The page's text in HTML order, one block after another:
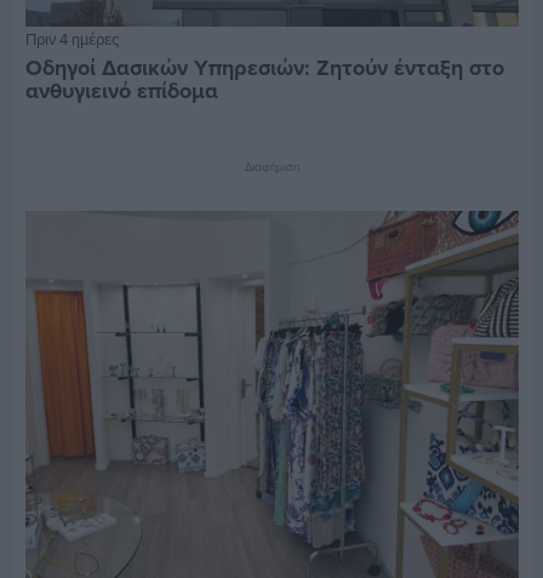
Πριν 4 ημέρες
Οδηγοί Δασικών Υπηρεσιών: Ζητούν ένταξη στο
ανθυγιεινό επίδομα
Διαφήμιση